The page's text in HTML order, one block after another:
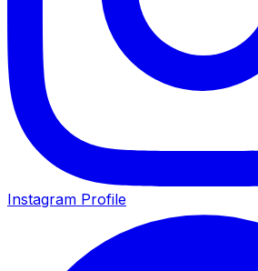
Instagram Profile